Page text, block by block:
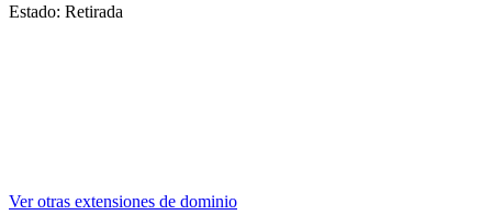
Estado: Retirada
Ver otras extensiones de dominio